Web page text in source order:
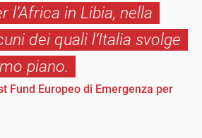
l’Africa in Libia, nella
dei quali l’Italia svolge
piano.
Fund Europeo di Emergenza per